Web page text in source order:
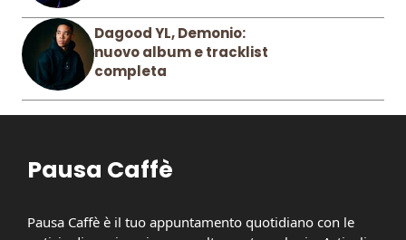
Dagood YL, Demonio:
nuovo album e tracklist
completa
Pausa Caffè
Pausa Caffè è il tuo appuntamento quotidiano con le